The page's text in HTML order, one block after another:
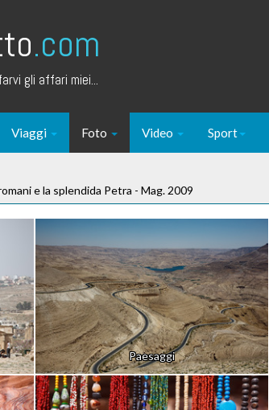
.com
gli affari miei...
Viaggi Foto Video Sport
e la splendida Petra - Mag. 2009
Paesaggi